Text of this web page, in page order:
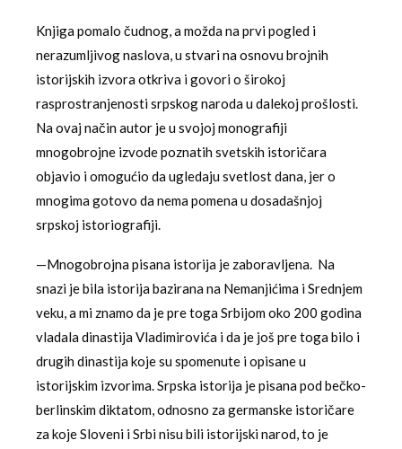
Knjiga pomalo čudnog, a možda na prvi pogled i
nerazumljivog naslova, u stvari na osnovu brojnih
istorijskih izvora otkriva i govori o širokoj
rasprostranjenosti srpskog naroda u dalekoj prošlosti.
Na ovaj način autor je u svojoj monografiji
mnogobrojne izvode poznatih svetskih istoričara
objavio i omogućio da ugledaju svetlost dana, jer o
mnogima gotovo da nema pomena u dosadašnjoj
srpskoj istoriografiji.
—Mnogobrojna pisana istorija je zaboravljena. Na
snazi je bila istorija bazirana na Nemanjićima i Srednjem
veku, a mi znamo da je pre toga Srbijom oko 200 godina
vladala dinastija Vladimirovića i da je još pre toga bilo i
drugih dinastija koje su spomenute i opisane u
istorijskim izvorima. Srpska istorija je pisana pod bečko-
berlinskim diktatom, odnosno za germanske istoričare
za koje Sloveni i Srbi nisu bili istorijski narod, to je